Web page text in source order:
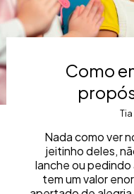
Como
Tia
Nada como ver
jeitinho deles,
lanche ou pedindo
tem um valor